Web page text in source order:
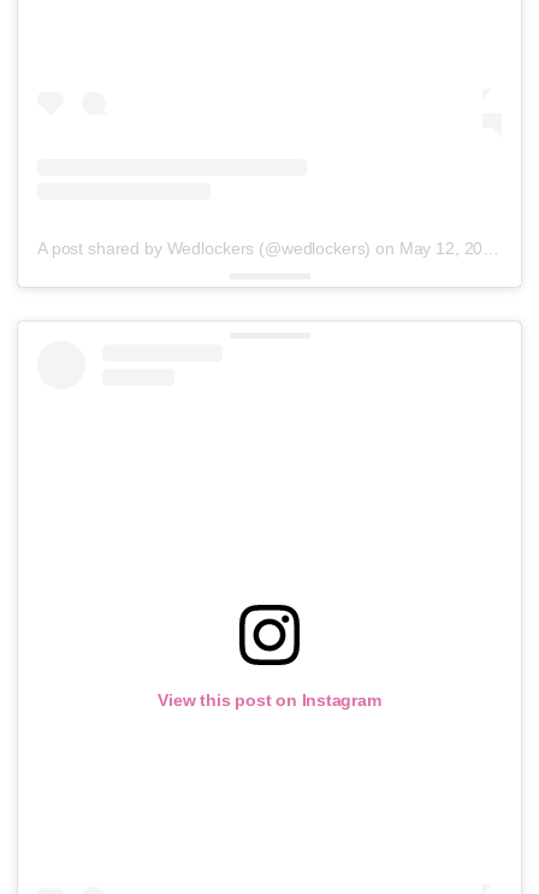
A post shared by Wedlockers (@wedlockers) on May 12, 2018 at 2:11pm PDT
View this post on Instagram